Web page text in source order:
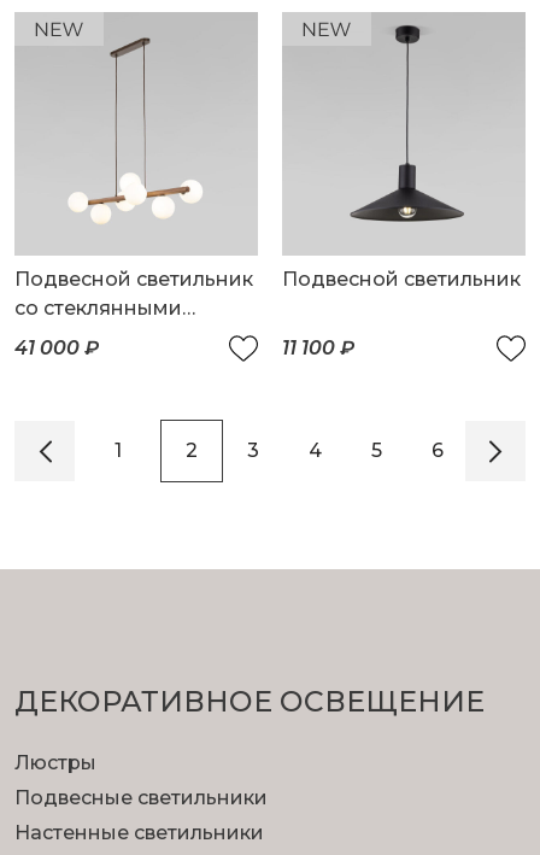
Подвесной светильник
со стеклянными
плафонами
41 000 ₽
Подвесной светильник
11 100 ₽
1 2 3 4 5 6 7
ДЕКОРАТИВНОЕ ОСВЕЩЕНИЕ
Люстры
Подвесные светильники
Настенные светильники